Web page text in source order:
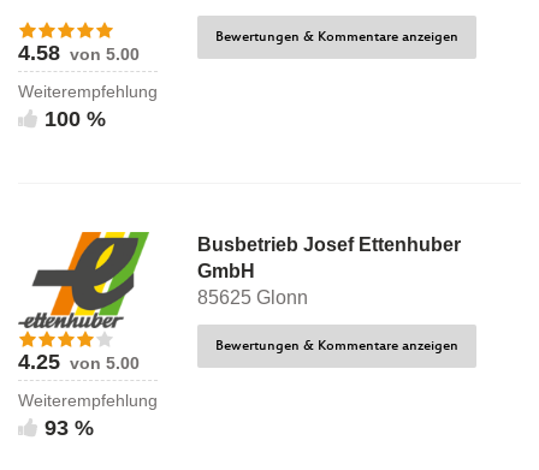
4.58 von 5.00
Weiterempfehlung
100 %
Bewertungen & Kommentare anzeigen
Busbetrieb Josef Ettenhuber
GmbH
85625 Glonn
4.25 von 5.00
Weiterempfehlung
93 %
Bewertungen & Kommentare anzeigen